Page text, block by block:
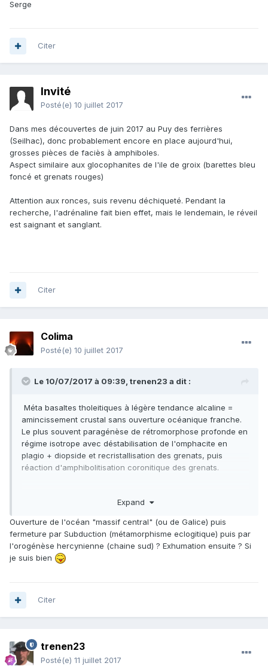
Serge
Citer
Invité
Posté(e) 10 juillet 2017
Dans mes découvertes de juin 2017 au Puy des ferrières
(Seilhac), donc probablement encore en place aujourd'hui,
grosses pièces de faciès à amphiboles.
Aspect similaire aux glocophanites de l'ile de groix (barettes bleu
foncé et grenats rouges)
Attention aux ronces, suis revenu déchiqueté. Pendant la
recherche, l'adrénaline fait bien effet, mais le lendemain, le réveil
est saignant et sanglant.
Citer
Colima
Posté(e) 10 juillet 2017
Le 10/07/2017 à 09:39, trenen23 a dit :
Méta basaltes tholeitiques à légère tendance alcaline =
amincissement crustal sans ouverture océanique franche.
Le plus souvent paragénèse de rétromorphose profonde en
régime isotrope avec déstabilisation de l'omphacite en
plagio + diopside et recristallisation des grenats, puis
réaction d'amphibolitisation coronitique des grenats.
Expand
Ouverture de l'océan "massif central" (ou de Galice) puis
fermeture par Subduction (métamorphisme eclogitique) puis par
l'orogénèse hercynienne (chaine sud) ? Exhumation ensuite ? Si
je suis bien
Citer
trenen23
Posté(e) 11 juillet 2017